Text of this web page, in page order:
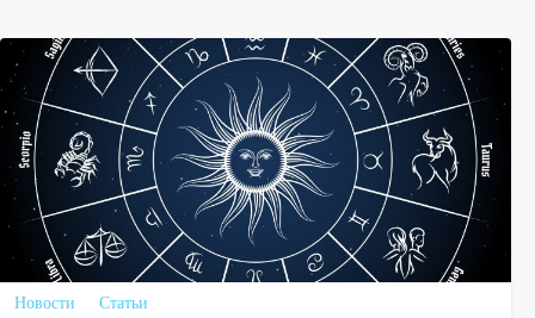
Новости
Статьи